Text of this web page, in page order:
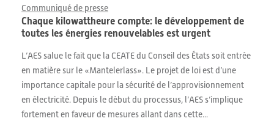
Communiqué de presse
Chaque kilowattheure compte: le développement de
toutes les énergies renouvelables est urgent
L’AES salue le fait que la CEATE du Conseil des États soit entrée
en matière sur le «Mantelerlass». Le projet de loi est d’une
importance capitale pour la sécurité de l’approvisionnement
en électricité. Depuis le début du processus, l’AES s’implique
fortement en faveur de mesures allant dans cette...